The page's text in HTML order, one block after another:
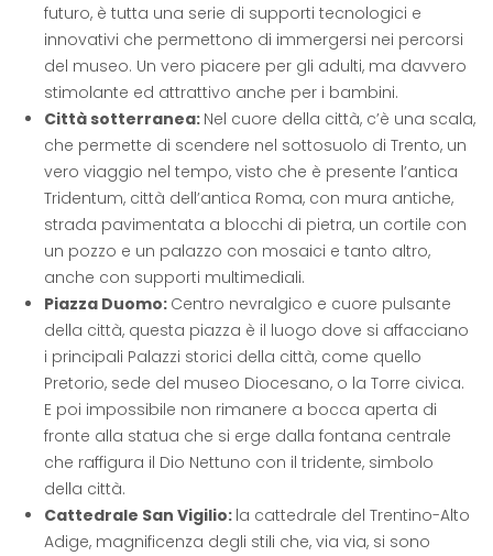
futuro, è tutta una serie di supporti tecnologici e
innovativi che permettono di immergersi nei percorsi
del museo. Un vero piacere per gli adulti, ma davvero
stimolante ed attrattivo anche per i bambini.
Città sotterranea: Nel cuore della città, c’è una scala,
che permette di scendere nel sottosuolo di Trento, un
vero viaggio nel tempo, visto che è presente l’antica
Tridentum, città dell’antica Roma, con mura antiche,
strada pavimentata a blocchi di pietra, un cortile con
un pozzo e un palazzo con mosaici e tanto altro,
anche con supporti multimediali.
Piazza Duomo: Centro nevralgico e cuore pulsante
della città, questa piazza è il luogo dove si affacciano
i principali Palazzi storici della città, come quello
Pretorio, sede del museo Diocesano, o la Torre civica.
E poi impossibile non rimanere a bocca aperta di
fronte alla statua che si erge dalla fontana centrale
che raffigura il Dio Nettuno con il tridente, simbolo
della città.
Cattedrale San Vigilio: la cattedrale del Trentino-Alto
Adige, magnificenza degli stili che, via via, si sono